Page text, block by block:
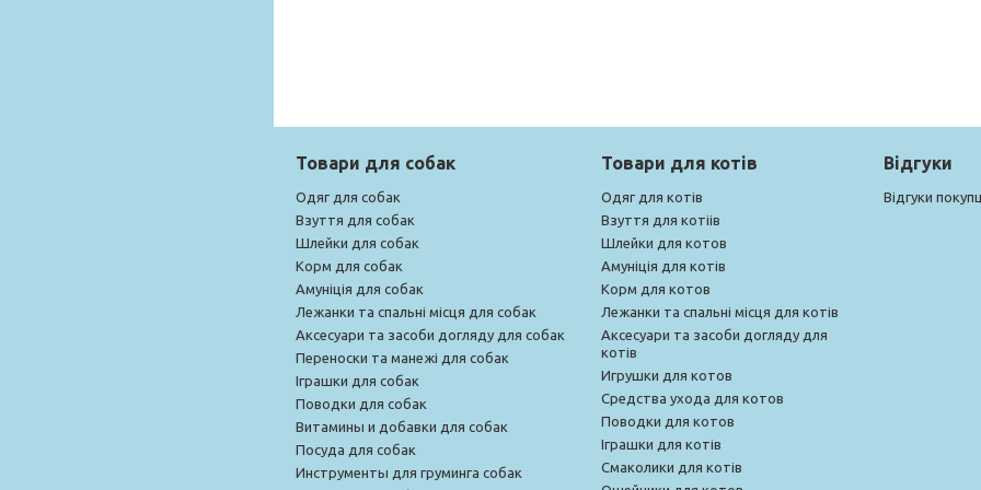
Товари для собак
Одяг для собак
Взуття для собак
Шлейки для собак
Корм для собак
Амуніція для собак
Лежанки та спальні місця для собак
Аксесуари та засоби догляду для собак
Переноски та манежі для собак
Іграшки для собак
Поводки для собак
Витамины и добавки для собак
Посуда для собак
Инструменты для груминга собак
Товари для котів
Одяг для котів
Взуття для котіів
Шлейки для котов
Амуніція для котів
Корм для котов
Лежанки та спальні місця для котів
Аксесуари та засоби догляду для
котів
Игрушки для котов
Средства ухода для котов
Поводки для котов
Іграшки для котів
Смаколики для котів
Відгуки
Відгуки